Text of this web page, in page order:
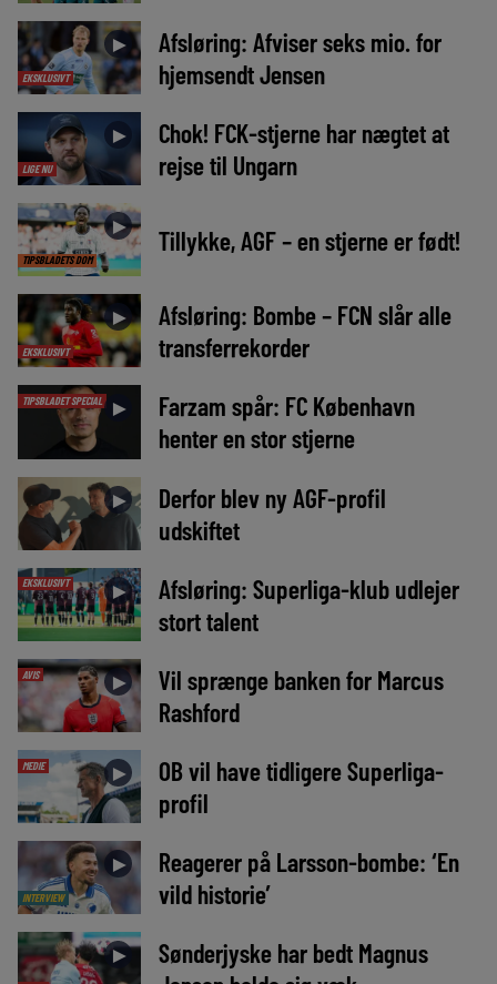
EKSKLUSIVT
►
Afsløring: Afviser seks mio. for
hjemsendt Jensen
LIGE NU
►
Chok! FCK-stjerne har nægtet at
rejse til Ungarn
TIPSBLADETS DOM
► Tillykke, AGF – en stjerne er født!
EKSKLUSIVT
►
Afsløring: Bombe – FCN slår alle
transferrekorder
TIPSBLADET SPECIAL ►
Farzam spår: FC København
henter en stor stjerne
►
Derfor blev ny AGF-profil
udskiftet
EKSKLUSIVT ►
Afsløring: Superliga-klub udlejer
stort talent
AVIS ►
Vil sprænge banken for Marcus
Rashford
MEDIE ►
OB vil have tidligere Superliga-
profil
INTERVIEW
►
Reagerer på Larsson-bombe: ‘En
vild historie’
►
Sønderjyske har bedt Magnus